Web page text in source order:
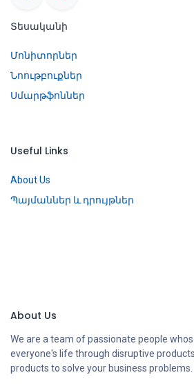
Տեսականի
Մոնիտորներ
Նոութբուքներ
Սմարթֆոններ
Useful Links
About Us
Պայմաններ և դրույթներ
About Us
We are a team of passionate people
everyone's life through disruptive
products to solve your business problems.